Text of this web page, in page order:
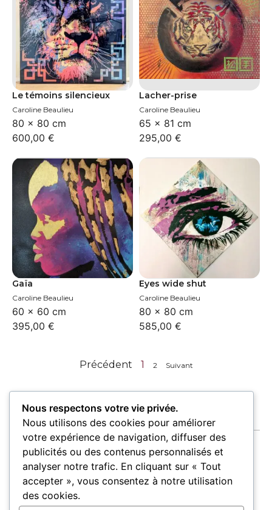
Le témoins silencieux
Caroline Beaulieu
80 × 80 cm
600,00 €
Lacher-prise
Caroline Beaulieu
65 × 81 cm
295,00 €
Gaïa
Caroline Beaulieu
60 × 60 cm
395,00 €
Eyes wide shut
Caroline Beaulieu
80 × 80 cm
585,00 €
Précédent 1 2 Suivant
Accueil Oeuvres Artistes Lieux
Expositions
Nous respectons votre vie privée.
Nous utilisons des cookies pour améliorer
votre expérience de navigation, diffuser des
publicités ou des contenus personnalisés et
analyser notre trafic. En cliquant sur « Tout
accepter », vous consentez à notre utilisation
des cookies.